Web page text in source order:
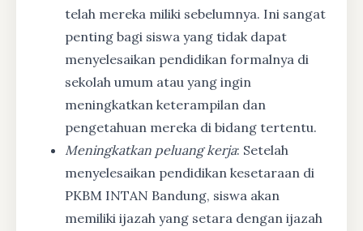
telah mereka miliki sebelumnya. Ini sangat
penting bagi siswa yang tidak dapat
menyelesaikan pendidikan formalnya di
sekolah umum atau yang ingin
meningkatkan keterampilan dan
pengetahuan mereka di bidang tertentu.
Meningkatkan peluang kerja: Setelah
menyelesaikan pendidikan kesetaraan di
PKBM INTAN Bandung, siswa akan
memiliki ijazah yang setara dengan ijazah